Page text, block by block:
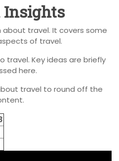
Insights
about travel. It covers some
of travel.
travel. Key ideas are briefly
here.
travel to round off the